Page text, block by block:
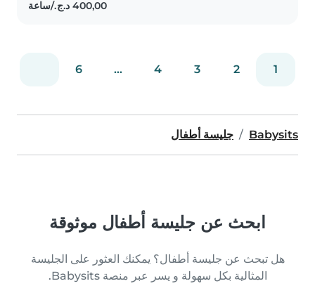
spending time with children. I
1
2
3
4
...
6
Babysits جليسة أطفال
ابحث عن جليسة أطفال موثوقة
هل تبحث عن جليسة أطفال؟ يمكنك العثور على الجليسة
المثالية بكل سهولة و يسر عبر منصة Babysits.